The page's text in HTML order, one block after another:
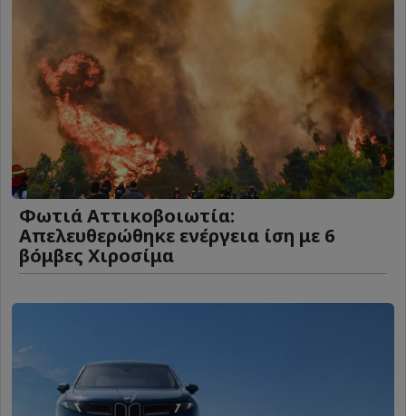
Φωτιά Αττικοβοιωτία:
Απελευθερώθηκε ενέργεια ίση με 6
βόμβες Χιροσίμα